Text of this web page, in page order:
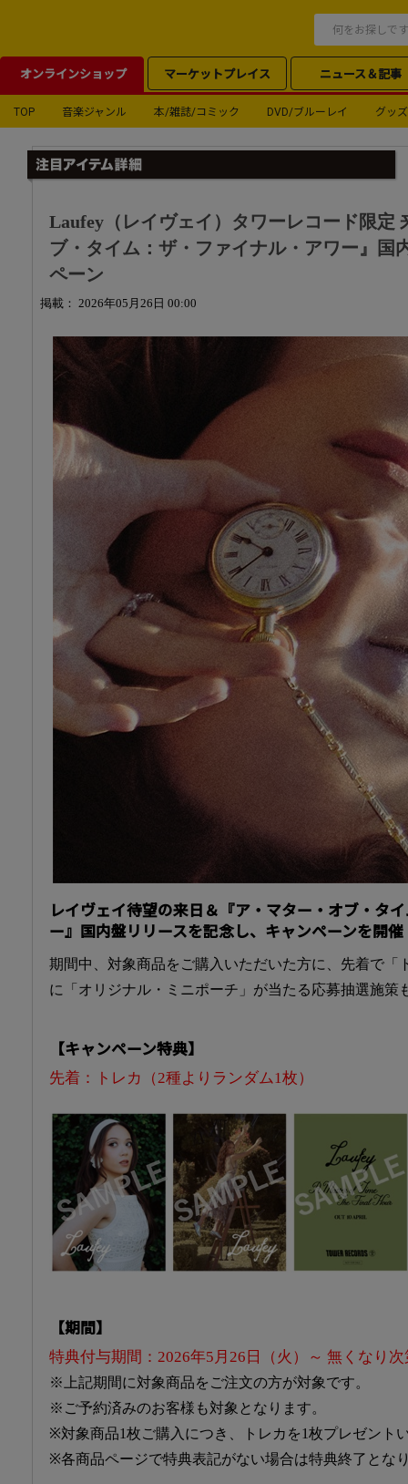
オンラインショップ マーケットプレイス ニュース＆記事
TOP 音楽ジャンル 本/雑誌/コミック DVD/ブルーレイ グッズ
Laufey（レイヴェイ）タワーレコード限定
ブ・タイム：ザ・ファイナル・アワー』国
ペーン
掲載： 2026年05月26日 00:00
レイヴェイ待望の来日＆『ア・マター・オブ・タ
ー』国内盤リリースを記念し、キャンペーンを開催
期間中、対象商品をご購入いただいた方に、先着で「
に「オリジナル・ミニポーチ」が当たる応募抽選施策
【キャンペーン特典】
先着：トレカ（2種よりランダム1枚）
【期間】
特典付与期間：2026年5月26日（火）～ 無くなり
※上記期間に対象商品をご注文の方が対象です。
※ご予約済みのお客様も対象となります。
※対象商品1枚ご購入につき、トレカを1枚プレゼント
※各商品ページで特典表記がない場合は特典終了とな